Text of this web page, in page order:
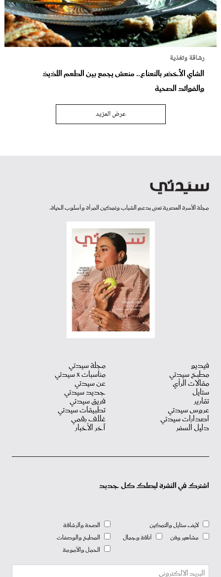
رشاقة وتغذية
الشاي الأخضر بالنعناع.. منعش يجمع بين الطعم اللذيذ
والفوائد الصحية
عرض المزيد
مجلة الأسرة العصرية تعنى بدعم الشباب وتمكين المرأة وأسلوب الحياة.
فيديو
مطبخ سيدتي
مقالات الرأي
ستايل
تقارير
عروس سيدتي
اصدارات سيدتي
دليل السفر
مجلة سيدتي
مناسبات X سيدتي
عن سيدتي
جديد سيدتي
فريق سيدتي
تطبيقات سيدتي
غلاف رقمي
آخر الأخبار
اشترك في النشرة ليصلك كل جديد
لايف ستايل والتمكين
مشاهير وفن
أناقة وجمال
الصحة والرشاقة
المطبخ والوصفات
الحمل والأمومة